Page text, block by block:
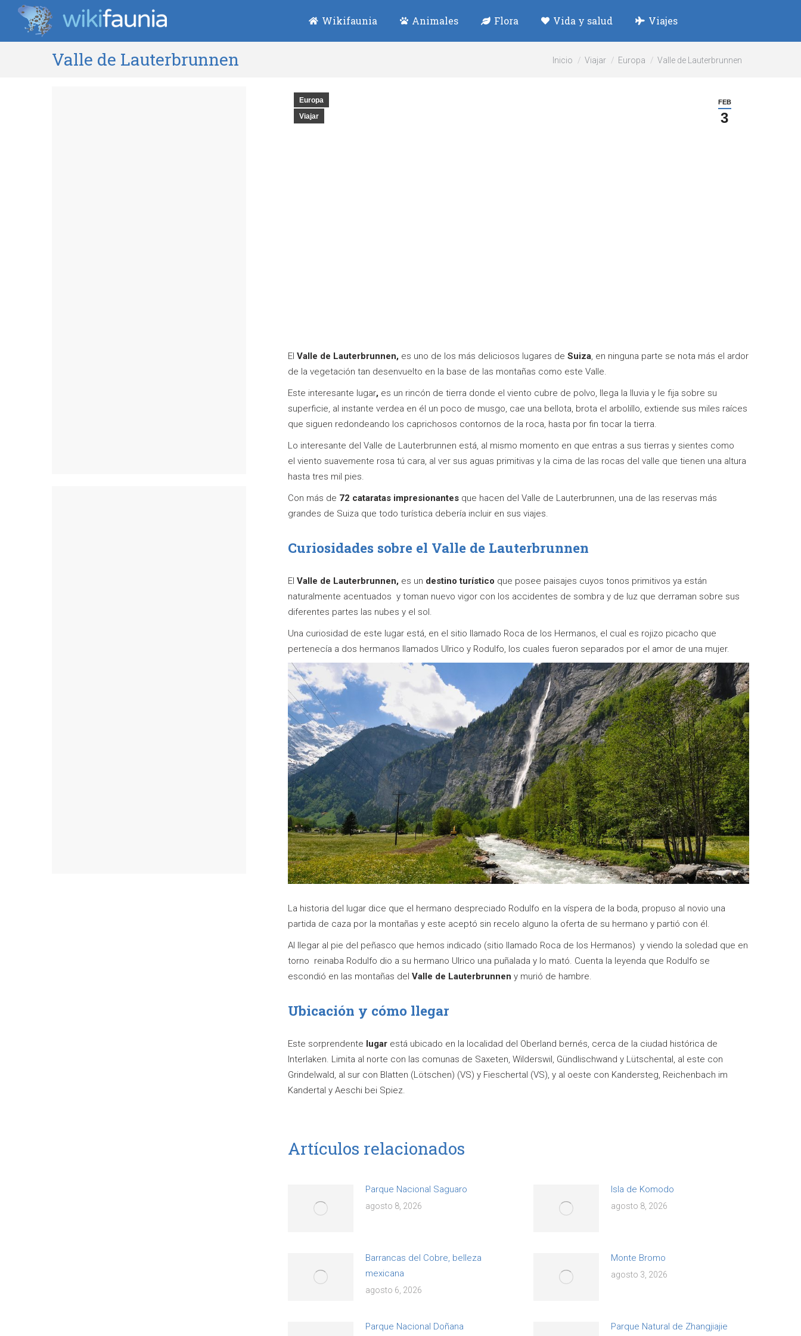
Wikifaunia Animales Flora Vida y salud Viajes
Valle de Lauterbrunnen Estás aquí:
Inicio Viajar Europa Valle de Lauterbrunnen
FEB
3
Europa
Viajar
El Valle de Lauterbrunnen, es uno de los más deliciosos lugares de Suiza, en ninguna parte se nota más el ardor
de la vegetación tan desenvuelto en la base de las montañas como este Valle.
Este interesante lugar, es un rincón de tierra donde el viento cubre de polvo, llega la lluvia y le fija sobre su
superficie, al instante verdea en él un poco de musgo, cae una bellota, brota el arbolillo, extiende sus miles raíces
que siguen redondeando los caprichosos contornos de la roca, hasta por fin tocar la tierra.
Lo interesante del Valle de Lauterbrunnen está, al mismo momento en que entras a sus tierras y sientes como
el viento suavemente rosa tú cara, al ver sus aguas primitivas y la cima de las rocas del valle que tienen una altura
hasta tres mil pies.
Con más de 72 cataratas impresionantes que hacen del Valle de Lauterbrunnen, una de las reservas más
grandes de Suiza que todo turística debería incluir en sus viajes.
Curiosidades sobre el Valle de Lauterbrunnen
El Valle de Lauterbrunnen, es un destino turístico que posee paisajes cuyos tonos primitivos ya están
naturalmente acentuados y toman nuevo vigor con los accidentes de sombra y de luz que derraman sobre sus
diferentes partes las nubes y el sol.
Una curiosidad de este lugar está, en el sitio llamado Roca de los Hermanos, el cual es rojizo picacho que
pertenecía a dos hermanos llamados Ulrico y Rodulfo, los cuales fueron separados por el amor de una mujer.
La historia del lugar dice que el hermano despreciado Rodulfo en la víspera de la boda, propuso al novio una
partida de caza por la montañas y este aceptó sin recelo alguno la oferta de su hermano y partió con él.
Al llegar al pie del peñasco que hemos indicado (sitio llamado Roca de los Hermanos) y viendo la soledad que en
torno reinaba Rodulfo dio a su hermano Ulrico una puñalada y lo mató. Cuenta la leyenda que Rodulfo se
escondió en las montañas del Valle de Lauterbrunnen y murió de hambre.
Ubicación y cómo llegar
Este sorprendente lugar está ubicado en la localidad del Oberland bernés, cerca de la ciudad histórica de
Interlaken. Limita al norte con las comunas de Saxeten, Wilderswil, Gündlischwand y Lütschental, al este con
Grindelwald, al sur con Blatten (Lötschen) (VS) y Fieschertal (VS), y al oeste con Kandersteg, Reichenbach im
Kandertal y Aeschi bei Spiez.
Artículos relacionados
Parque Nacional Saguaro
agosto 8, 2026
Isla de Komodo
agosto 8, 2026
Barrancas del Cobre, belleza
mexicana
agosto 6, 2026
Monte Bromo
agosto 3, 2026
Parque Nacional Doñana Parque Natural de Zhangjiajie